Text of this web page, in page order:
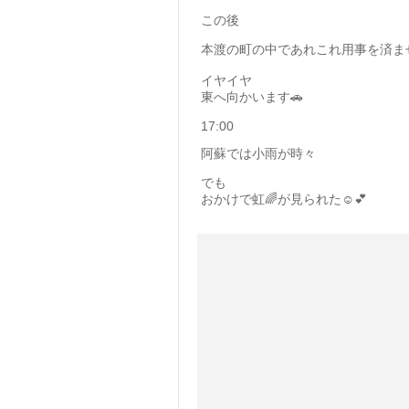
この後
本渡の町の中であれこれ用事を済ま
イヤイヤ
東へ向かいます🚗
17:00
阿蘇では小雨が時々
でも
おかけで虹🌈が見られた☺️💕